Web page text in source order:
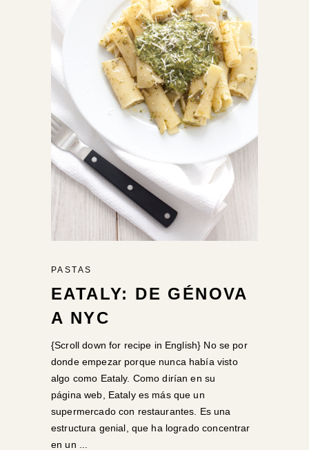
PASTAS
EATALY: DE GÉNOVA
A NYC
{Scroll down for recipe in English} No se por
donde empezar porque nunca había visto
algo como Eataly. Como dirían en su
página web, Eataly es más que un
supermercado con restaurantes. Es una
estructura genial, que ha logrado concentrar
en un